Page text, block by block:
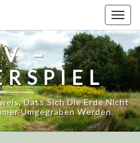
–
Dass Sich Die Erde Nicht
Umgegraben Werden.